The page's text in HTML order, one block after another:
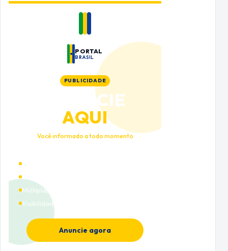
PORTAL
BRASIL
PUBLICIDADE
ANUNCIE
AQUI
Você informado a todo momento
Múltiplas categorias
Visibilidade premium
Anuncie agora